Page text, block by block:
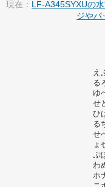
現在： LF-A345SYXUの
ジやパ
え
る
ゆ
せ
ひ
る
せ
ょ
ぷ
わ
ホ